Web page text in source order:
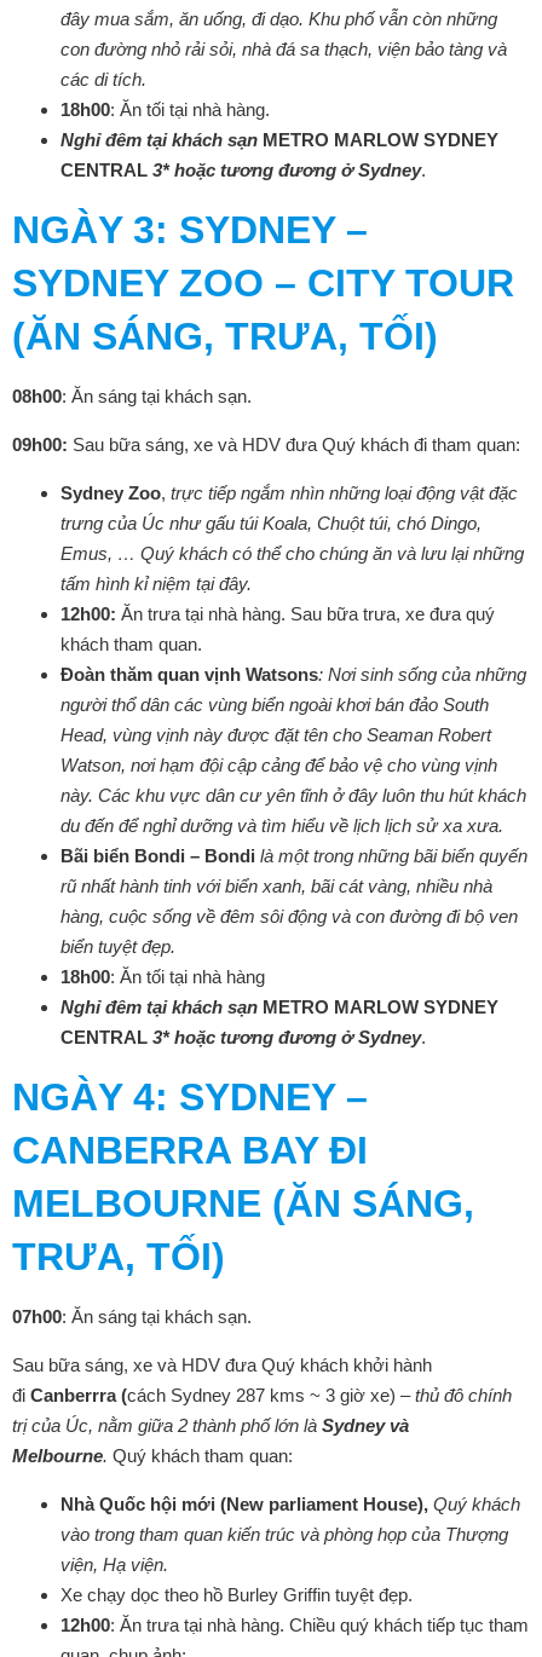
đây mua sắm, ăn uống, đi dạo. Khu phố vẫn còn những
con đường nhỏ rải sỏi, nhà đá sa thạch, viện bảo tàng và
các di tích.
18h00: Ăn tối tại nhà hàng.
Nghỉ đêm tại khách sạn METRO MARLOW SYDNEY
CENTRAL 3* hoặc tương đương ở Sydney.
NGÀY 3: SYDNEY –
SYDNEY ZOO – CITY TOUR
(ĂN SÁNG, TRƯA, TỐI)
08h00: Ăn sáng tại khách sạn.
09h00: Sau bữa sáng, xe và HDV đưa Quý khách đi tham quan:
Sydney Zoo, trực tiếp ngắm nhìn những loại động vật đặc
trưng của Úc như gấu túi Koala, Chuột túi, chó Dingo,
Emus, … Quý khách có thể cho chúng ăn và lưu lại những
tấm hình kỉ niệm tại đây.
12h00: Ăn trưa tại nhà hàng. Sau bữa trưa, xe đưa quý
khách tham quan.
Đoàn thăm quan vịnh Watsons: Nơi sinh sống của những
người thổ dân các vùng biển ngoài khơi bán đảo South
Head, vùng vịnh này được đặt tên cho Seaman Robert
Watson, nơi hạm đội cập cảng để bảo vệ cho vùng vịnh
này. Các khu vực dân cư yên tĩnh ở đây luôn thu hút khách
du đến để nghỉ dưỡng và tìm hiểu về lịch lịch sử xa xưa.
Bãi biển Bondi – Bondi là một trong những bãi biển quyến
rũ nhất hành tinh với biển xanh, bãi cát vàng, nhiều nhà
hàng, cuộc sống về đêm sôi động và con đường đi bộ ven
biển tuyệt đẹp.
18h00: Ăn tối tại nhà hàng
Nghỉ đêm tại khách sạn METRO MARLOW SYDNEY
CENTRAL 3* hoặc tương đương ở Sydney.
NGÀY 4: SYDNEY –
CANBERRA BAY ĐI
MELBOURNE (ĂN SÁNG,
TRƯA, TỐI)
07h00: Ăn sáng tại khách sạn.
Sau bữa sáng, xe và HDV đưa Quý khách khởi hành
đi Canberrra (cách Sydney 287 kms ~ 3 giờ xe) –thủ đô chính
trị của Úc, nằm giữa 2 thành phố lớn là Sydney và
Melbourne. Quý khách tham quan:
Nhà Quốc hội mới (New parliament House), Quý khách
vào trong tham quan kiến trúc và phòng họp của Thượng
viện, Hạ viện.
Xe chạy dọc theo hồ Burley Griffin tuyệt đẹp.
12h00: Ăn trưa tại nhà hàng. Chiều quý khách tiếp tục tham